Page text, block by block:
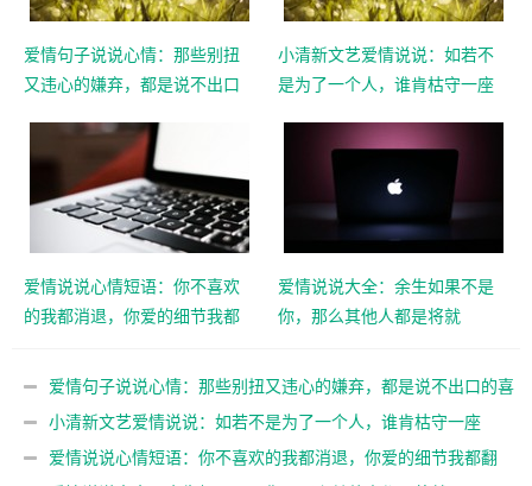
爱情句子说说心情：那些别扭
又违心的嫌弃，都是说不出口
小清新文艺爱情说说：如若不
是为了一个人，谁肯枯守一座
爱情说说心情短语：你不喜欢
的我都消退，你爱的细节我都
爱情说说大全：余生如果不是
你，那么其他人都是将就
爱情句子说说心情：那些别扭又违心的嫌弃，都是说不出口的喜
欢 小清新文艺爱情说说：如若不是为了一个人，谁肯枯守一座
城 爱情说说心情短语：你不喜欢的我都消退，你爱的细节我都翻